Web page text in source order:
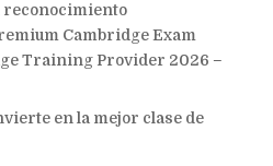
reconocimiento
Cambridge Exam
Training Provider 2026 –
en la mejor clase de